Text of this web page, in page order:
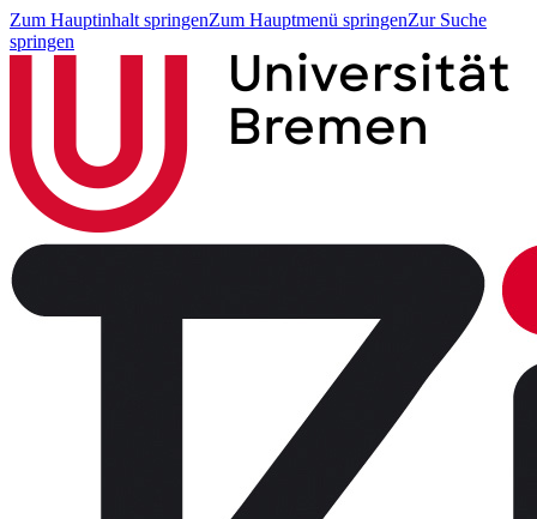
Zum Hauptinhalt springenZum Hauptmenü springenZur Suche
springen